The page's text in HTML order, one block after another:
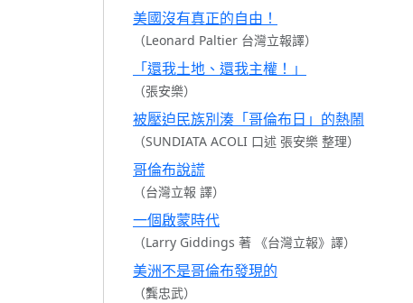
美國沒有真正的自由！
（Leonard Paltier 台灣立報譯）
「還我土地、還我主權！」
（張安樂）
被壓迫民族別湊「哥倫布日」的熱鬧
（SUNDIATA ACOLI 口述 張安樂 整理）
哥倫布說謊
（台灣立報 譯）
一個啟蒙時代
（Larry Giddings 著 《台灣立報》譯）
美洲不是哥倫布發現的
（龔忠武）